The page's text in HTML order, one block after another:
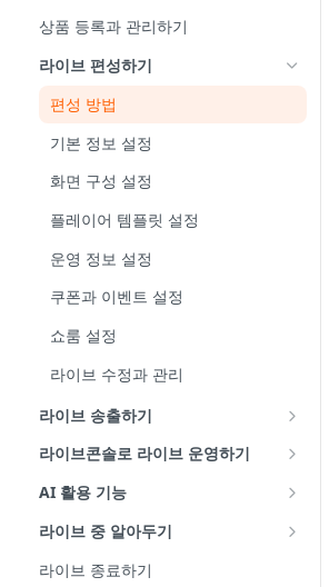
계정 발급과 로그인
엑셀 다운로드 비밀번호 설정
상점 정보 설정
카테고리 설정
상품 등록과 관리하기
라이브 편성하기
편성 방법
기본 정보 설정
화면 구성 설정
플레이어 템플릿 설정
운영 정보 설정
쿠폰과 이벤트 설정
쇼룸 설정
라이브 수정과 관리
라이브 송출하기
(공통) 네트워크와 기기 환경 확인
모바일로 송출
PC로 송출
다중송출 - 유튜브
라이브콘솔로 라이브 운영하기
구성과 사이드바 활용
채팅
상품
AI 활용 기능
AI 챗봇
AI 보이스
라이브 중 알아두기
편성표 복사하기
라이브 종료하기